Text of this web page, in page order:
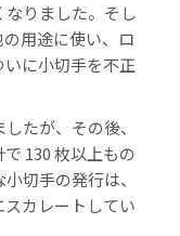
りました。そし
用途に使い、ロ
に小切手を不正
たが、その後、
130 枚以上もの
切手の発行は、
カレートしてい